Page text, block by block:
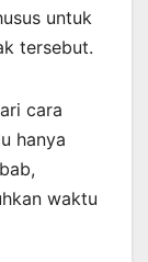
untuk
tersebut.
cara
hanya
waktu